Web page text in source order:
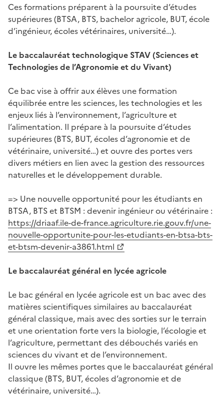
Ces formations préparent à la poursuite d’études
supérieures (BTSA, BTS, bachelor agricole, BUT, école
d’ingénieur, écoles vétérinaires, université…).
Le baccalauréat technologique STAV (Sciences et
Technologies de l’Agronomie et du Vivant)
Ce bac vise à offrir aux élèves une formation
équilibrée entre les sciences, les technologies et les
enjeux liés à l’environnement, l’agriculture et
l’alimentation. Il prépare à la poursuite d’études
supérieures (BTS, BUT, écoles d’agronomie et de
vétérinaire, université…) et ouvre des portes vers
divers métiers en lien avec la gestion des ressources
naturelles et le développement durable.
=> Une nouvelle opportunité pour les étudiants en
BTSA, BTS et BTSM : devenir ingénieur ou vétérinaire :
https://driaaf.ile-de-france.agriculture.rie.gouv.fr/une-
nouvelle-opportunite-pour-les-etudiants-en-btsa-bts-
et-btsm-devenir-a3861.html
Le baccalauréat général en lycée agricole
Le bac général en lycée agricole est un bac avec des
matières scientifiques similaires au baccalauréat
général classique, mais avec des sorties sur le terrain
et une orientation forte vers la biologie, l’écologie et
l’agriculture, permettant des débouchés variés en
sciences du vivant et de l’environnement.
Il ouvre les mêmes portes que le baccalauréat général
classique (BTS, BUT, écoles d’agronomie et de
vétérinaire, université…).